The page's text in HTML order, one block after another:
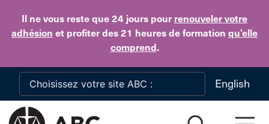
Il ne vous reste que 24 jours pour renouveler votre
adhésion et profiter des 21 heures de formation qu’elle
comprend.
Skip to main content
English